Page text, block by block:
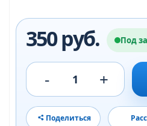
350 руб. Под
- 1 +
Поделиться